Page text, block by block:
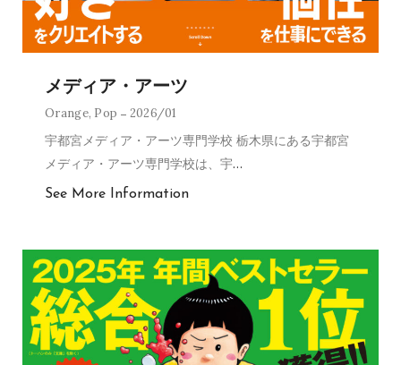
メディア・アーツ
Orange, Pop 2026/01
宇都宮メディア・アーツ専門学校 栃木県にある宇都宮
メディア・アーツ専門学校は、宇…
See More Information